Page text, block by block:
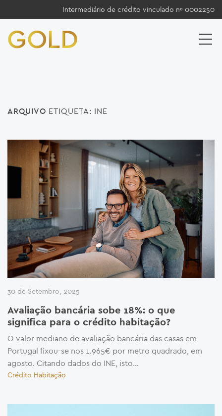
Intermediário de crédito vinculado nº 0002250
ARQUIVO ETIQUETA: INE
30 de Setembro, 2025
Avaliação bancária sobe 18%: o que
significa para o crédito habitação?
O valor mediano de avaliação bancária das casas em
Portugal fixou-se nos 1.965€ por metro quadrado, em
agosto. Citando dados do INE, isto...
Crédito Habitação